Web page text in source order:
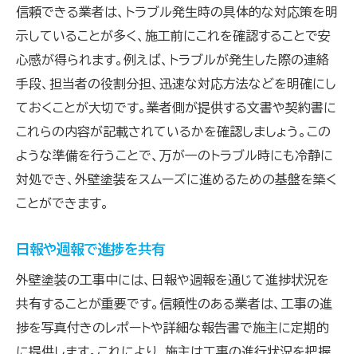
信頼できる業者は、トラブル発生時の具体的な対応策を明
示していることが多く、施工前にこれを確認することで安
心感が得られます。例えば、トラブルが発生した際の連絡
手段、担当者の役割分担、迅速な対応方法などを明確にし
ておくことが大切です。業者側が提供する文書や契約書に
これらの内容が記載されているかを確認しましょう。この
ような準備を行うことで、万が一のトラブル時にも冷静に
対処でき、外壁塗装をスムーズに進めるための基盤を築く
ことができます。
日報や週報で進捗を共有
外壁塗装の工事中には、日報や週報を通じて進捗状況を
共有することが重要です。信頼性のある業者は、工事の進
捗を写真付きのレポートや詳細な報告書で施主に定期的